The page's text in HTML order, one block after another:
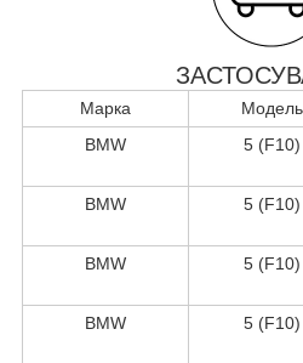
Марка Модель
BMW
5 (F10)
BMW
5 (F10)
BMW
5 (F10)
BMW
5 (F10)